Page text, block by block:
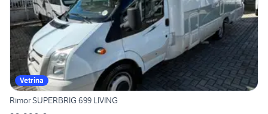
Vetrina
Rimor SUPERBRIG 699 LIVING